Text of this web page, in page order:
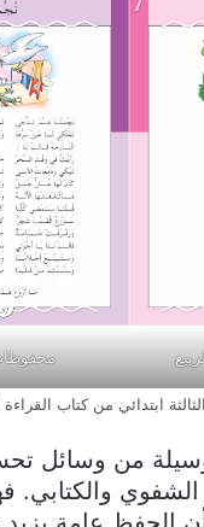
ابتدائي من كتاب
من وسائل
الشفوي والكتابي.